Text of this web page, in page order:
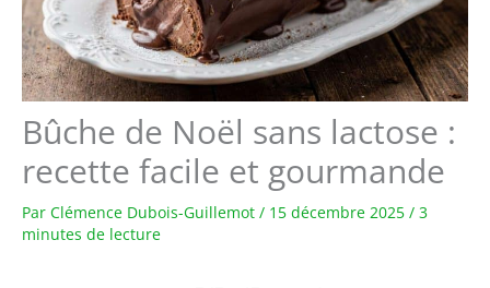
Bûche de Noël sans lactose :
recette facile et gourmande
Par Clémence Dubois-Guillemot / 15 décembre 2025 / 3
minutes de lecture